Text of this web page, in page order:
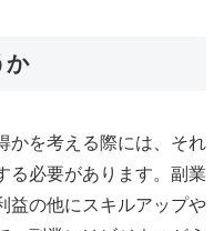
か
かを考える際には、それ
る必要があります。副業
益の他にスキルアップや